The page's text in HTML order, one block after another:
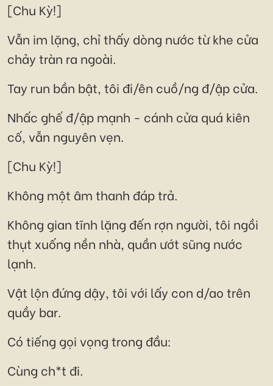
[Chu Kỳ!]
Vẫn im lặng, chỉ thấy dòng nước từ khe cửa
chảy tràn ra ngoài.
Tay run bần bật, tôi đi/ên cuồ/ng đ/ập cửa.
Nhấc ghế đ/ập mạnh - cánh cửa quá kiên
cố, vẫn nguyên vẹn.
[Chu Kỳ!]
Không một âm thanh đáp trả.
Không gian tĩnh lặng đến rợn người, tôi ngồi
thụt xuống nền nhà, quần ướt sũng nước
lạnh.
Vật lộn đứng dậy, tôi với lấy con d/ao trên
quầy bar.
Có tiếng gọi vọng trong đầu:
Cùng ch*t đi.